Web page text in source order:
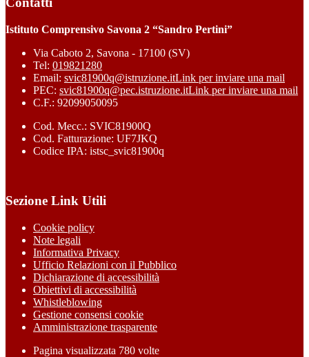
Istituto Comprensivo Savona 2 “Sandro Pertini”
Via Caboto 2, Savona - 17100 (SV)
Tel: 019821280
Email: svic81900q@istruzione.itLink per inviare una mail
PEC: svic81900q@pec.istruzione.itLink per inviare una mail
C.F.: 92099050095
Cod. Mecc.: SVIC81900Q
Cod. Fatturazione: UF7JKQ
Codice IPA: istsc_svic81900q
Sezione Link Utili
Cookie policy
Note legali
Informativa Privacy
Ufficio Relazioni con il Pubblico
Dichiarazione di accessibilità
Obiettivi di accessibilità
Whistleblowing
Gestione consensi cookie
Amministrazione trasparente
Pagina visualizzata 780 volte